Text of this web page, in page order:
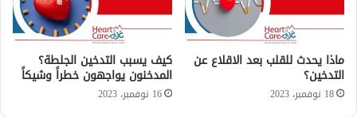
H
ه
ه
و
م
ماذا يحدث للقلب بعد الاقلاع عن
التدخين؟
18 نوفمبر، 2023
كيف يسبب التدخين الجلطة؟
المدخنون يواجهون خطراً وشيكاً
16 نوفمبر، 2023